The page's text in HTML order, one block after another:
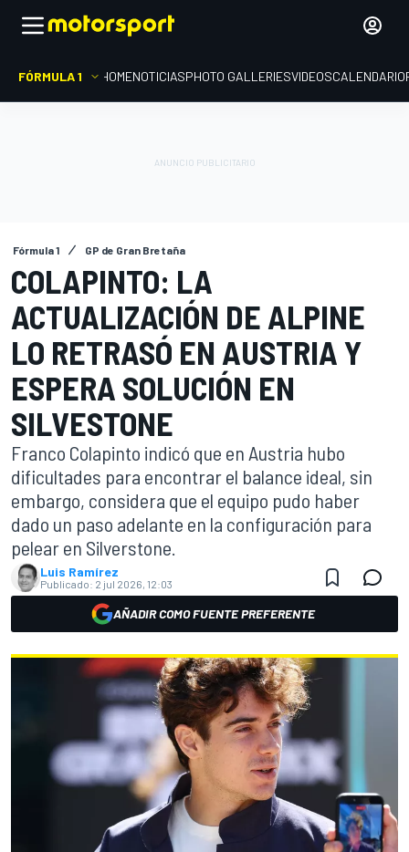
FÓRMULA 1 HOMENOTICIASPHOTO GALLERIESVIDEOSCALENDARIO
Fórmula 1 GP de Gran Bretaña
COLAPINTO: LA
ACTUALIZACIÓN DE ALPINE
LO RETRASÓ EN AUSTRIA Y
ESPERA SOLUCIÓN EN
SILVESTONE
Franco Colapinto indicó que en Austria hubo
dificultades para encontrar el balance ideal, sin
embargo, considera que el equipo pudo haber
dado un paso adelante en la configuración para
pelear en Silverstone.
Luis Ramírez
Publicado: 2 jul 2026, 12:03
AÑADIR COMO FUENTE PREFERENTE